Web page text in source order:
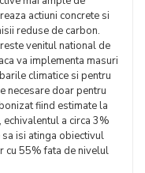
actiuni concrete si
reduse de carbon.
venitul national de
va implementa masuri
climatice si pentru
necesare doar pentru
fiind estimate la
a circa 3%
isi atinga obiectivul
cu 55% fata de nivelul